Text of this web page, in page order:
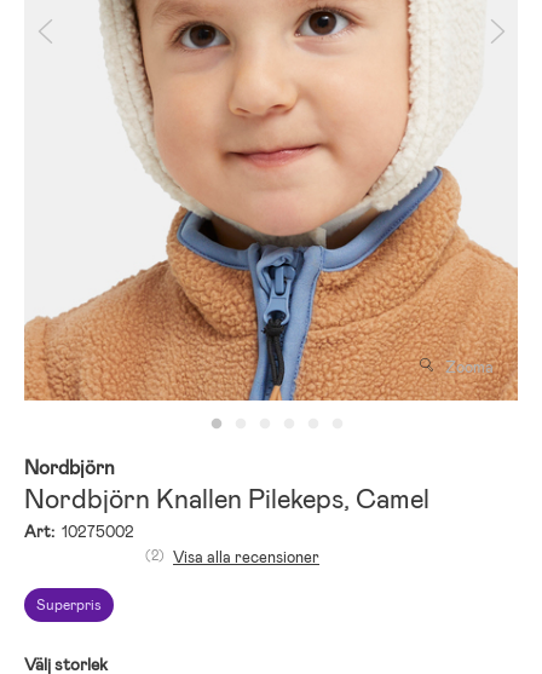
Zooma
Nordbjörn
Nordbjörn Knallen Pilekeps, Camel
Art: 10275002
Superpris
(2) Visa alla recensioner
Välj storlek